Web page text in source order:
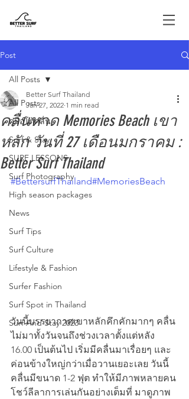
Post
All Posts
คู่มือโต้คลื่น
Surf & Stay
SURF LESSONS
Surf Photography
High season packages
News
Surf Tips
Surf Culture
Lifestyle & Fashion
Surfer Fashion
Surf Spot in Thailand
Surf And Stay 2023
All Posts
คลื่นหาด Memories Beach เขา
หลัก วันที่ 27 เดือนมกราคม :
Better Surf Thailand
Better Surf Thailand
Jan 27, 2022 1 min read
#BettersurfThailand#MemoriesBeach
วันนี้บรรยากาศเขาหลักคึกคักมากๆ คลื่น
ไม่มาทั้งวันจนถึงช่วงเวลาตั้งแต่หลัง
16.00 เป็นต้นไป เริ่มมีคลื่นมาเรื่อยๆ และ
ค่อนข้างใหญ่กว่าเมื่อวานเยอะเลย วันนี้
คลื่นมีขนาด 1-2 ฟุต ทำให้มีภาพหลายคน
โชว์ลีลาการเล่นกันอย่างเต็มที่ มาดูภาพ